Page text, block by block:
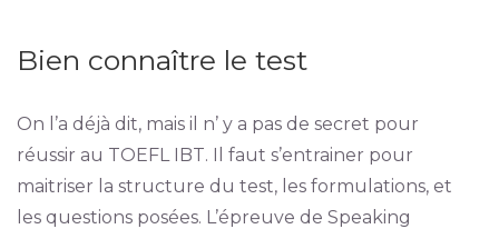
Bien connaître le test
On l’a déjà dit, mais il n’ y a pas de secret pour
réussir au TOEFL IBT. Il faut s’entrainer pour
maitriser la structure du test, les formulations, et
les questions posées. L’épreuve de Speaking